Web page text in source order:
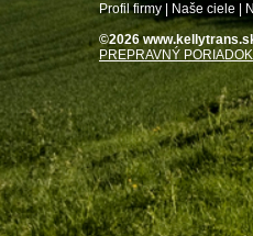
Profil firmy Naše ciele
©2026
PREPRAVNÝ PORIADOK